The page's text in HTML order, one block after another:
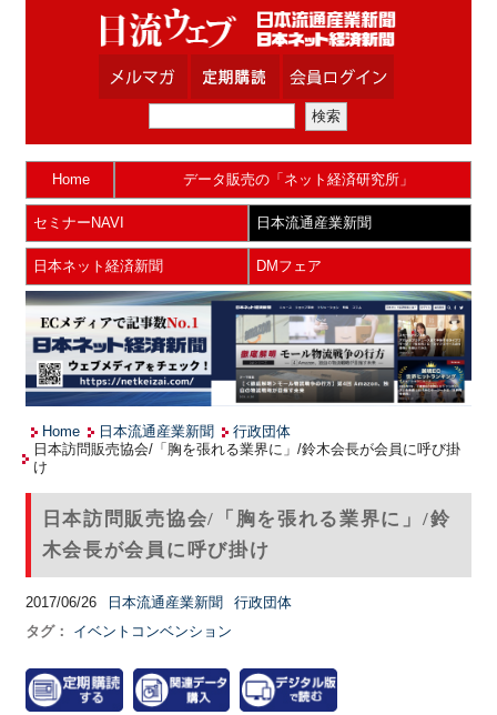
Home データ販売の「ネット経済研究所」
セミナーNAVI 日本流通産業新聞
日本ネット経済新聞 DMフェア
Home 日本流通産業新聞
行政団体
日本訪問販売協会/「胸を張れる業界に」/鈴木会長が会員に呼び掛
け
日本訪問販売協会/「胸を張れる業界に」/鈴
木会長が会員に呼び掛け
2017/06/26 日本流通産業新聞
行政団体
タグ：
イベントコンベンション